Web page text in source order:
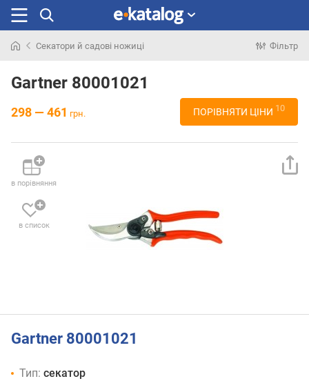
раніше
Секатори й садові ножиці Фільтр
Gartner 80001021
298 — 461 грн. ПОРІВНЯТИ ЦІНИ 10
в порівняння
в список
Gartner 80001021
Тип: секатор